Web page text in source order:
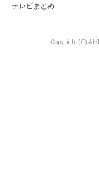
テレビまとめ
Copyright (C)